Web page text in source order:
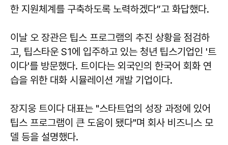
한 지원체계를 구축하도록 노력하겠다”고 화답했다.
이날 오 장관은 팁스 프로그램의 추진 상황을 점검하
고, 팁스타운 S1에 입주하고 있는 청년 팁스기업인 '트
이다'를 방문했다. 트이다는 외국인의 한국어 회화 연
습을 위한 대화 시뮬레이션 개발 기업이다.
장지웅 트이다 대표는 "스타트업의 성장 과정에 있어
팁스 프로그램이 큰 도움이 됐다"며 회사 비즈니스 모
델 등을 설명했다.